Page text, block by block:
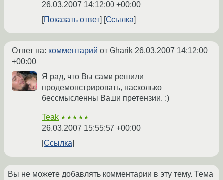
26.03.2007 14:12:00 +00:00
Показать ответ
Ссылка
Ответ на: комментарий от Gharik 26.03.2007 14:12:00
+00:00
Я рад, что Вы сами решили
продемонстрировать, насколько
бессмысленны Ваши претензии. :)
Teak ★★★★★
26.03.2007 15:55:57 +00:00
Ссылка
Вы не можете добавлять комментарии в эту тему. Тема